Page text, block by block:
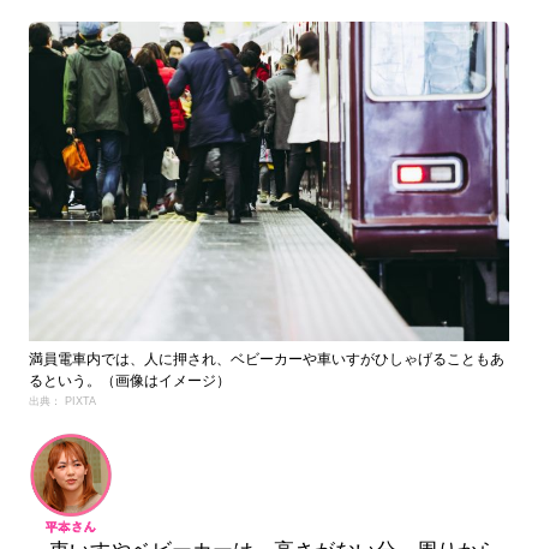
満員電車内では、人に押され、ベビーカーや車いすがひしゃげることもあ
るという。（画像はイメージ）
出典： PIXTA